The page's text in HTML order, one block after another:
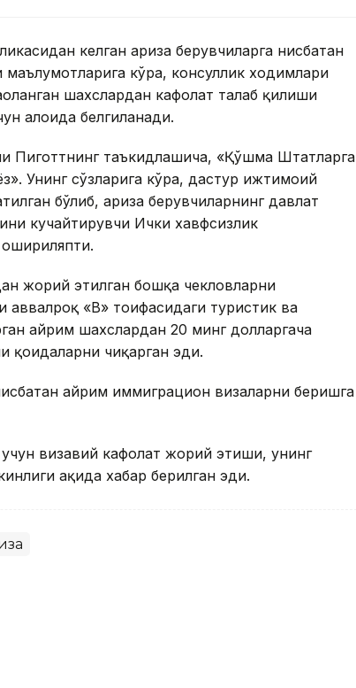
келган ариза берувчиларга нисбатан
кўра, консуллик ходимлари
шахслардан кафолат талаб қилиши
алоҳида белгиланади.
таъкидлашича, «Қўшма Штатларга
Унинг сўзларига кўра, дастур ижтимоий
бўлиб, ариза берувчиларнинг давлат
кучайтирувчи Ички хавфсизлик
ошириляпти.
жорий этилган бошқа чекловларни
«B» тоифасидаги туристик ва
айрим шахслардан 20 минг долларгача
қоидаларни чиқарган эди.
айрим иммиграцион визаларни беришга
визавий кафолат жорий этиши, унинг
ҳақида хабар берилган эди.